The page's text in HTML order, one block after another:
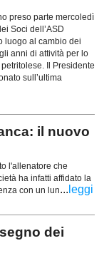
preso parte mercoledì
Soci dell’ASD
luogo al cambio dei
anni di attività per lo
Il Presidente
sull’ultima
il nuovo
l'allenatore che
ha infatti affidato la
con un lun... leggi
dei